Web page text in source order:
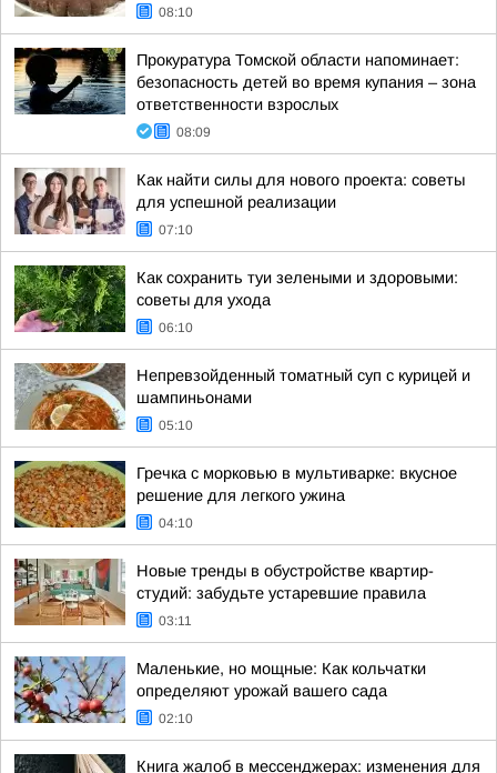
08:10
Прокуратура Томской области напоминает:
безопасность детей во время купания – зона
ответственности взрослых
08:09
Как найти силы для нового проекта: советы
для успешной реализации
07:10
Как сохранить туи зелеными и здоровыми:
советы для ухода
06:10
Непревзойденный томатный суп с курицей и
шампиньонами
05:10
Гречка с морковью в мультиварке: вкусное
решение для легкого ужина
04:10
Новые тренды в обустройстве квартир-
студий: забудьте устаревшие правила
03:11
Маленькие, но мощные: Как кольчатки
определяют урожай вашего сада
02:10
Книга жалоб в мессенджерах: изменения для